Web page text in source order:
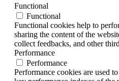
Functional
Functional
Functional cookies help to
sharing the content of the
collect feedbacks, and other
Performance
Performance
Performance cookies are used